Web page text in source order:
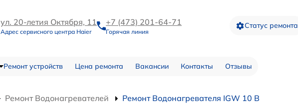
ул. 20-летия Октября, 11
Адрес сервисного центра Haier
+7 (473) 201-64-71
Горячая линия
Статус ремонта
Ремонт устройств Цена ремонта Вакансии Контакты Отзывы
Ремонт Водонагревателей Ремонт Водонагревателя IGW 10 B